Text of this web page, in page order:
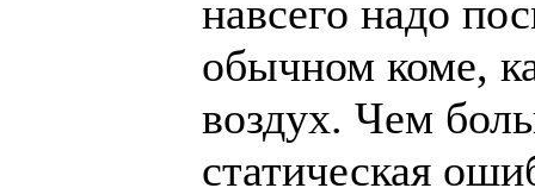
навсего надо
обычном коме,
воздух. Чем
статическая